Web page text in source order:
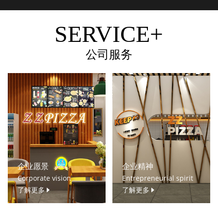
SERVICE+
公司服务
企业愿景
Corporate vision
了解更多
企业精神
Entrepreneurial spirit
了解更多